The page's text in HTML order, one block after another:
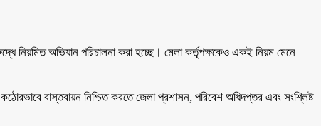
নিয়মিত অভিযান পরিচালনা করা হচ্ছে। মেলা কর্তৃপক্ষকেও একই নিয়ম মেনে
বাস্তবায়ন নিশ্চিত করতে জেলা প্রশাসন, পরিবেশ অধিদপ্তর এবং সংশ্লিষ্ট